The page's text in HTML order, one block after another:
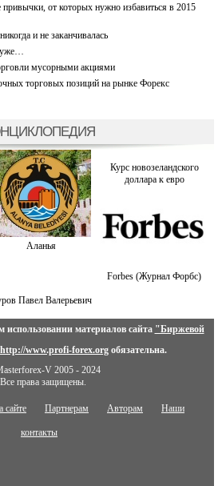
от которых нужно избавиться в 2015
и не заканчивалась
мусорными акциями
торговых позиций на рынке Форекс
Аланья
Курс новозеландского
доллара к евро
Forbes (Журнал Форбс)
Павел Валерьевич
материалов сайта "Биржевой
http://www.profi-forex.orgобязательна.
V 2005 - 2024
Все права защищены.
сайте Партнерам Авторам Наши
контакты